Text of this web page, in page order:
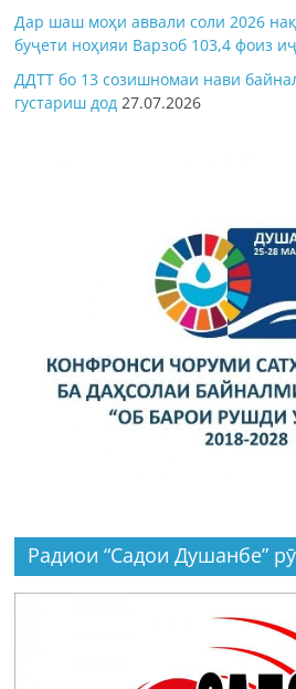
Дар шаш моҳи аввали соли 2026
буҷети ноҳияи Варзоб 103,4 фоиз
ДДТТ бо 13 созишномаи нави
густариш дод 27.07.2026
Радиои “Садои Душанбе”